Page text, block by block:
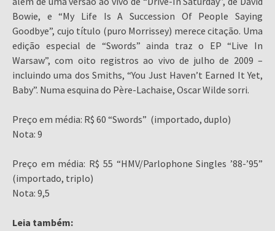
Bowie, e “My Life Is A Succession Of People Saying
Goodbye”, cujo título (puro Morrissey) merece citação. Uma
edição especial de “Swords” ainda traz o EP “Live In
Warsaw”, com oito registros ao vivo de julho de 2009 –
incluindo uma dos Smiths, “You Just Haven’t Earned It Yet,
Baby”. Numa esquina do Père-Lachaise, Oscar Wilde sorri.
Preço em média: R$ 60 “Swords” (importado, duplo)
Nota: 9
Preço em média: R$ 55 “HMV/Parlophone Singles ’88-’95”
(importado, triplo)
Nota: 9,5
Leia também: